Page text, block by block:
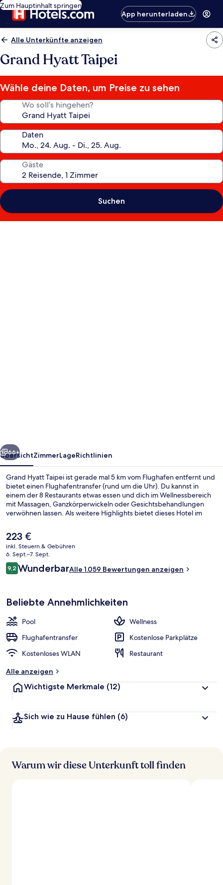
Zum Hauptinhalt springen
App herunterladen
Alle Unterkünfte anzeigen
Grand Hyatt Taipei
Wähle deine Daten, um Preise zu sehen
Wo soll’s hingehen?
Daten
Gäste
Suchen
Weiter
66+
ÜbersichtZimmerLageRichtlinien
Grand Hyatt Taipei ist gerade mal 5 km vom Flughafen entfernt und
bietet einen Flughafentransfer (rund um die Uhr). Du kannst in
einem der 8 Restaurants etwas essen und dich im Wellnessbereich
mit Massagen, Ganzkörperwickeln oder Gesichtsbehandlungen
verwöhnen lassen. Als weitere Highlights bietet dieses Hotel im
Das hilfsbereite Personal und die Lage erhalten tolle Bewertungen
von anderen Reisenden. Die öffentlichen Verkehrsmittel sind nur
einen kurzen Fußmarsch entfernt: Zur U-Bahn-Station Taipei
101/World Trade Center sind es 6 Minuten und zur Station Taipei
City Hall 9 Minuten.
Der
aktuelle
Preis
beträgt
223 €.
223 €
inkl. Steuern & Gebühren
6. Sept.–7. Sept.
Bewertungen
9,29,2 von 10.
WunderbarAlle 1.059 Bewertungen anzeigen
Beliebte Annehmlichkeiten
Pool
Wellness
Flughafentransfer
Kostenlose Parkplätze
Kostenloses WLAN
Restaurant
Alle anzeigen
Wichtigste Merkmale (12)
Sich wie zu Hause fühlen (6)
Warum wir diese Unterkunft toll finden